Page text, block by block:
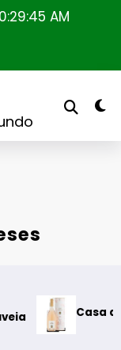
AM
Casa de